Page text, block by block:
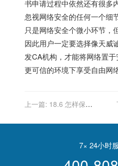
书申请过程中依然还有很多
忽视网络安全的任何一个细
只是网络安全个微小环节，
因此用户一定要选择像天威
发CA机构，才能将网络置
更可信的环境下享受自由网
上一篇: 18.6 怎样保
除
7× 24小时